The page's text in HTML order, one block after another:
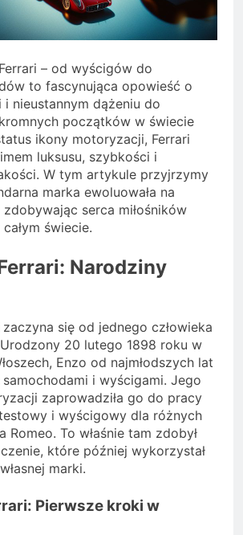
– od wyścigów do
to fascynująca opowieść o
i nieustannym dążeniu do
początków w świecie
ikony motoryzacji, Ferrari
luksusu, szybkości i
W tym artykule przyjrzymy
marka ewoluowała na
serca miłośników
świecie.
Narodziny
się od jednego człowieka
20 lutego 1898 roku w
Enzo od najmłodszych lat
samochodami i wyścigami. Jego
zaprowadziła go do pracy
i wyścigowy dla różnych
Romeo. To właśnie tam zdobył
które później wykorzystał
marki.
Pierwsze kroki w